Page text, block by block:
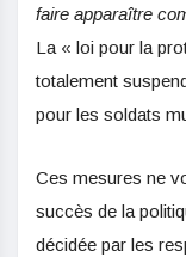
faire apparaître
La « loi pour la
totalement
pour les soldats
Ces mesures ne
succès de la
décidée par les